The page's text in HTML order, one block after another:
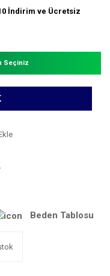
İndirim ve Ücretsiz
Seçiniz
Beden Tablosu